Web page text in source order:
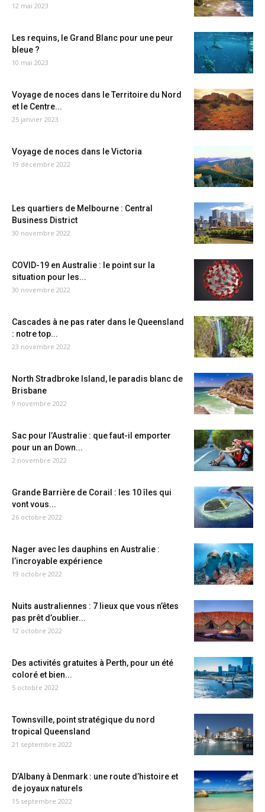
12 mai 2023
Les requins, le Grand Blanc pour une peur
bleue ?
10 mai 2023
Voyage de noces dans le Territoire du Nord
et le Centre...
25 janvier 2023
Voyage de noces dans le Victoria
19 décembre 2022
Les quartiers de Melbourne : Central
Business District
30 novembre 2022
COVID-19 en Australie : le point sur la
situation pour les...
30 novembre 2022
Cascades à ne pas rater dans le Queensland
: notre top...
23 novembre 2022
North Stradbroke Island, le paradis blanc de
Brisbane
9 novembre 2022
Sac pour l’Australie : que faut-il emporter
pour un an Down...
2 novembre 2022
Grande Barrière de Corail : les 10 îles qui
vont vous...
26 octobre 2022
Nager avec les dauphins en Australie :
l’incroyable expérience
19 octobre 2022
Nuits australiennes : 7 lieux que vous n’êtes
pas prêt d’oublier...
12 octobre 2022
Des activités gratuites à Perth, pour un été
coloré et bien...
5 octobre 2022
Townsville, point stratégique du nord
tropical Queensland
21 septembre 2022
D’Albany à Denmark : une route d’histoire et
de joyaux naturels
15 septembre 2022